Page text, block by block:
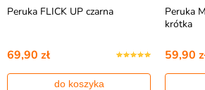
Peruka FLICK UP czarna
69,90 zł
do koszyka
Peruka
krótka
59,90